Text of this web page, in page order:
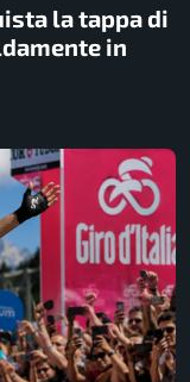
la tappa di
in